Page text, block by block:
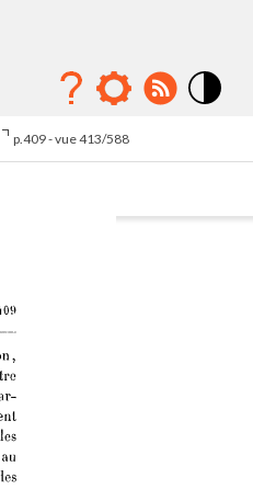
p.409 - vue 413/588